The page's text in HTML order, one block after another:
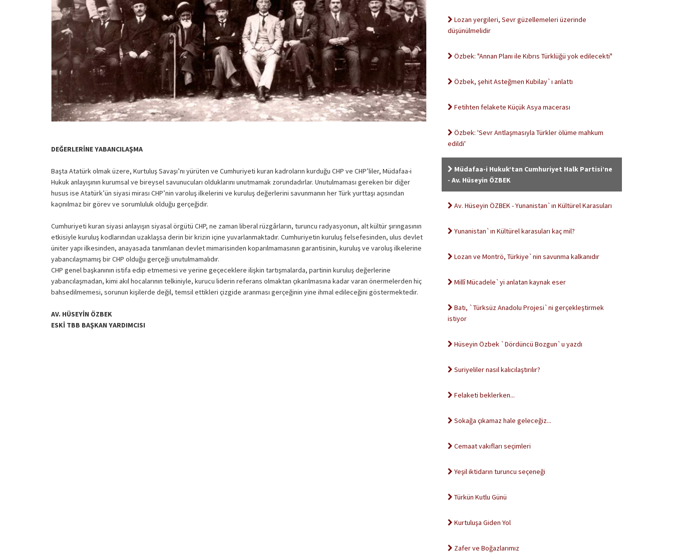
DEĞERLERİNE YABANCILAŞMA
Başta Atatürk olmak üzere, Kurtuluş Savaşı’nı yürüten ve Cumhuriyeti kuran kadroların kurduğu CHP ve CHP’liler, Müdafaa-i
Hukuk anlayışının kurumsal ve bireysel savunucuları olduklarını unutmamak zorundadırlar. Unutulmaması gereken bir diğer
husus ise Atatürk’ün siyasi mirası CHP’nin varoluş ilkelerini ve kuruluş değerlerini savunmanın her Türk yurttaşı açısından
kaçınılmaz bir görev ve sorumluluk olduğu gerçeğidir.
Cumhuriyeti kuran siyasi anlayışın siyasal örgütü CHP, ne zaman liberal rüzgârların, turuncu radyasyonun, alt kültür şırıngasının
etkisiyle kuruluş kodlarından uzaklaşsa derin bir krizin içine yuvarlanmaktadır. Cumhuriyetin kuruluş felsefesinden, ulus devlet
üniter yapı ilkesinden, anayasada tanımlanan devlet mimarisinden koparılmamasının garantisinin, kuruluş ve varoluş ilkelerine
yabancılaşmamış bir CHP olduğu gerçeği unutulmamalıdır.
CHP genel başkanının istifa edip etmemesi ve yerine geçeceklere ilişkin tartışmalarda, partinin kuruluş değerlerine
yabancılaşmadan, kimi akıl hocalarının telkiniyle, kurucu liderin referans olmaktan çıkarılmasına kadar varan önermelerden hiç
bahsedilmemesi, sorunun kişilerde değil, temsil ettikleri çizgide aranması gerçeğinin yine ihmal edileceğini göstermektedir.
AV. HÜSEYİN ÖZBEK
ESKİ TBB BAŞKAN YARDIMCISI
Lozan yergileri, Sevr güzellemeleri üzerinde
düşünülmelidir
Özbek: "Annan Planı ile Kıbrıs Türklüğü yok edilecekti"
Özbek, şehit Asteğmen Kubilay`ı anlattı
Fetihten felakete Küçük Asya macerası
Özbek: 'Sevr Antlaşmasıyla Türkler ölüme mahkum
edildi'
Müdafaa-i Hukuk’tan Cumhuriyet Halk Partisi’ne
- Av. Hüseyin ÖZBEK
Av. Hüseyin ÖZBEK - Yunanistan`ın Kültürel Karasuları
Yunanistan`ın Kültürel karasuları kaç mil?
Lozan ve Montrö, Türkiye`nin savunma kalkanıdır
Millî Mücadele`yi anlatan kaynak eser
Batı, `Türksüz Anadolu Projesi`ni gerçekleştirmek
istiyor
Hüseyin Özbek `Dördüncü Bozgun`u yazdı
Suriyeliler nasıl kalıcılaştırılır?
Felaketi beklerken...
Sokağa çıkamaz hale geleceğiz...
Cemaat vakıfları seçimleri
Yeşil iktidarın turuncu seçeneği
Türkün Kutlu Günü
Kurtuluşa Giden Yol
Zafer ve Boğazlarımız